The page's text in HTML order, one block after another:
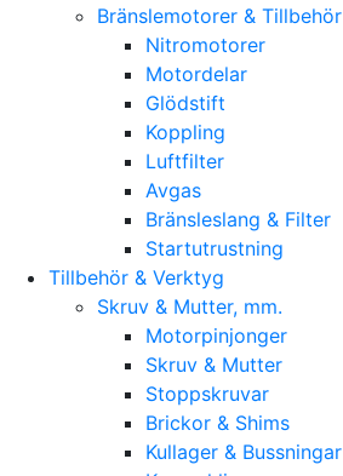
Bränslemotorer & Tillbehör
Nitromotorer
Motordelar
Glödstift
Koppling
Luftfilter
Avgas
Bränsleslang & Filter
Startutrustning
Tillbehör & Verktyg
Skruv & Mutter, mm.
Motorpinjonger
Skruv & Mutter
Stoppskruvar
Brickor & Shims
Kullager & Bussningar